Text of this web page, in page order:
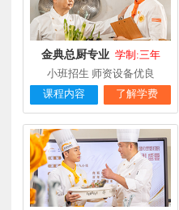
陈** 大厨精英专业 福
谢** 西点店长班 福
曾** 厨师长研修
金典总厨专业 学制:三年
小班招生 师资设备优良
课程内容
了解学费